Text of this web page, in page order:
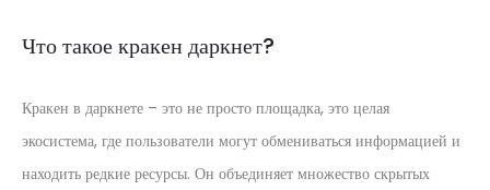
Что такое кракен даркнет?
Кракен в даркнете – это не просто площадка, это целая
экосистема, где пользователи могут обмениваться информацией и
находить редкие ресурсы. Он объединяет множество скрытых